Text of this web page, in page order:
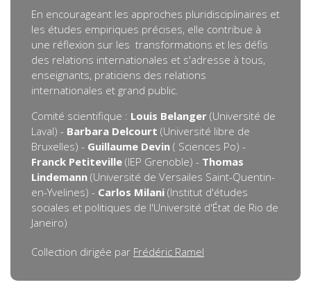
En encourageant les approches pluridisciplinaires et
les études empiriques précises, elle contribue à
une réflexion sur les transformations et les défis
des relations internationales et s'adresse à tous,
enseignants, praticiens des relations
internationales et grand public.
Comité scientifique : Louis Belanger (Université de
Laval) - Barbara Delcourt (Université libre de
Bruxelles) - Guillaume Devin ( Sciences Po) -
Franck Petiteville (IEP Grenoble) - Thomas
Lindemann (Université de Versailes Saint-Quentin-
en-Yvelines) - Carlos Milani (Institut d'études
sociales et politiques de l'Université d'État de Rio de
Janeiro)
Collection dirigée par Frédéric Ramel